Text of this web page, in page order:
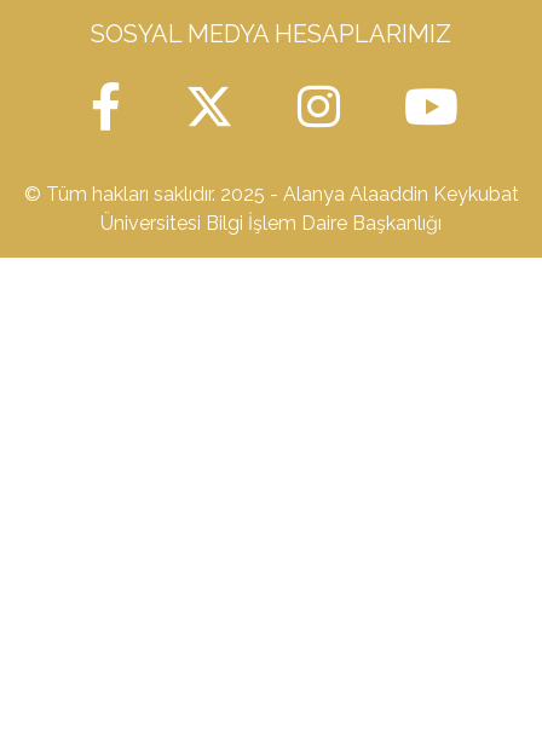
SOSYAL MEDYA HESAPLARIMIZ
© Tüm hakları saklıdır. 2025 - Alanya Alaaddin Keykubat
Üniversitesi Bilgi İşlem Daire Başkanlığı